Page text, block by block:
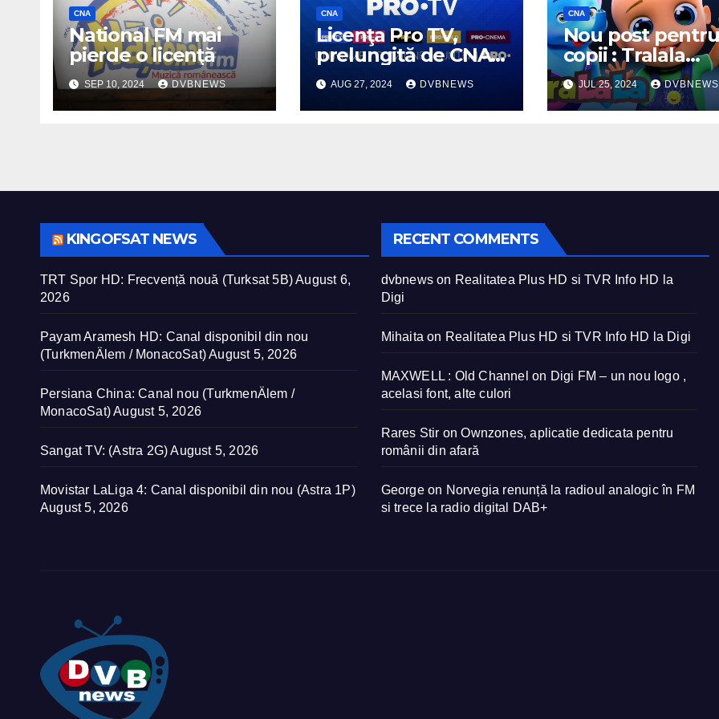
CNA
National FM mai
pierde o licenţă
SEP 10, 2024 DVBNEWS
CNA
Licenţa Pro TV,
prelungită de CNA
cu 9 ani
AUG 27, 2024 DVBNEWS
CNA
Nou post pentru
copii : Tralala
Desene
JUL 25, 2024 DVBNEWS
KINGOFSAT NEWS
TRT Spor HD: Frecvență nouă (Turksat 5B)August 6,
2026
Payam Aramesh HD: Canal disponibil din nou
(TurkmenÄlem / MonacoSat)August 5, 2026
Persiana China: Canal nou (TurkmenÄlem /
MonacoSat)August 5, 2026
Sangat TV: (Astra 2G) August 5, 2026
Movistar LaLiga 4: Canal disponibil din nou (Astra 1P)
August 5, 2026
RECENT COMMENTS
dvbnews on Realitatea Plus HD si TVR Info HD la
Digi
Mihaita on Realitatea Plus HD si TVR Info HD la Digi
MAXWELL : Old Channel on Digi FM – un nou logo ,
acelasi font, alte culori
Rares Stir onOwnzones, aplicatie dedicata pentru
românii din afară
Georgeon Norvegia renunță la radioul analogic în FM
si trece la radio digital DAB+